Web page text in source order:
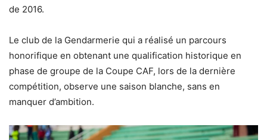
de 2016.
Le club de la Gendarmerie qui a réalisé un parcours
honorifique en obtenant une qualification historique en
phase de groupe de la Coupe CAF, lors de la dernière
compétition, observe une saison blanche, sans en
manquer d’ambition.